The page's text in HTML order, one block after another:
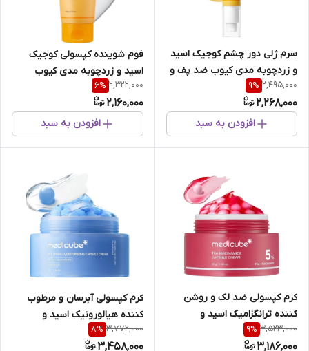
سرم ژلی دور چشم کوجیک اسید
و زردچوبه مدی کیوب ضد پف و
روشن کننده
2,495,000
9%
2,268,000
افزودن به سبد
فوم شوینده کپسولی کوجیک
اسید و زردچوبه مدی کیوب
روشن کننده و تسکین دهنده
پوست
2,322,000
6%
2,160,000
افزودن به سبد
کرم کپسولی ضد لک و روشن
کننده ترانگزامیک اسید و
نیاسینامید مدی کیوب
3,523,000
9%
3,186,000
کرم کپسولی آبرسان و مرطوب
کننده هیالورونیک اسید و
پانتنول مدی کیوب
3,772,000
8%
3,458,000